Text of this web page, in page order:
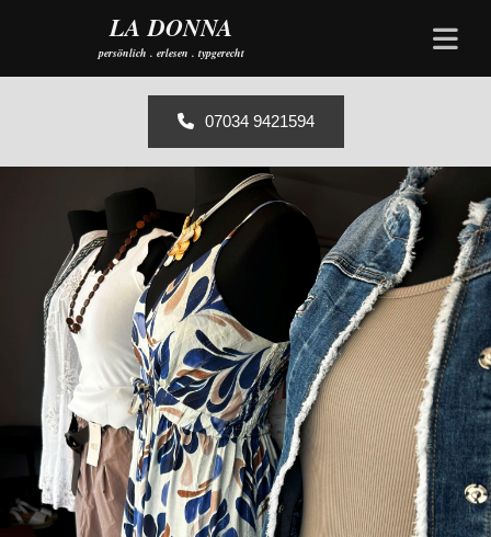
Zum Inhalt springenLA DONNA
persönlich . erlesen . typgerecht
07034 9421594